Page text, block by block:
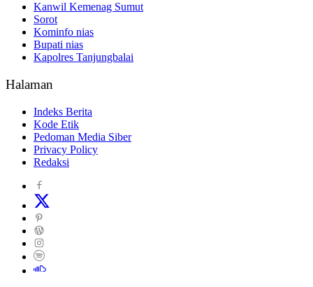
Kanwil Kemenag Sumut
Sorot
Kominfo nias
Bupati nias
Kapolres Tanjungbalai
Halaman
Indeks Berita
Kode Etik
Pedoman Media Siber
Privacy Policy
Redaksi